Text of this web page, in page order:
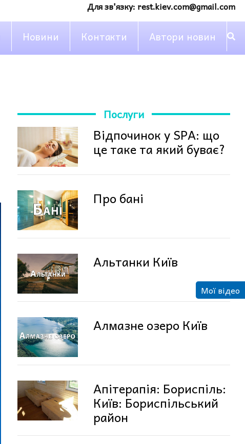
Для зв'язку: rest.kiev.com@gmail.com
Новини Контакти Автори новин
Послуги
Відпочинок у SPA: що
це таке та який буває?
Про бані
Альтанки Київ
Алмазне озеро Київ
Апітерапія: Бориспіль:
Київ: Бориспільський
район
Мої відео